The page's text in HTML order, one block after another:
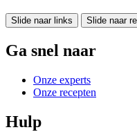
Slide naar links Slide naar
Ga snel naar
Onze experts
Onze recepten
Hulp